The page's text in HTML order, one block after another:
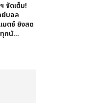
จัดเต็ม!
ย์บอล
มตช์ ยิงสด
กนั...